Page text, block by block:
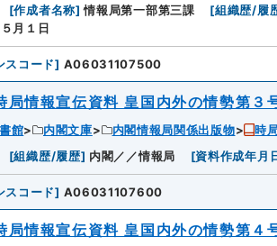
[作成者名称] 情報局第一部第三課 [組織歴/履
月１日
スコード] A06031107500
局情報宣伝資料 皇国内外の情勢第３
館 内閣文庫 内閣情報局関係出版物
時
[組織歴/履歴] 内閣／／情報局 [資料作成年月
スコード] A06031107600
局情報宣伝資料 皇国内外の情勢第４